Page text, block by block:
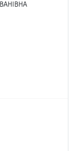
ІВАНІВНА